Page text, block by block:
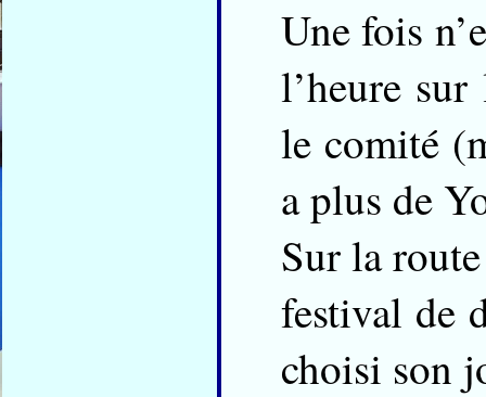
Une fois
l’heure
le comité
a plus de
Sur la
festival de
choisi son